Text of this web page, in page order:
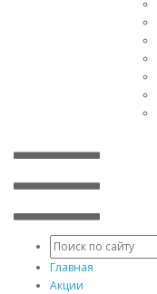
Главная
Акции